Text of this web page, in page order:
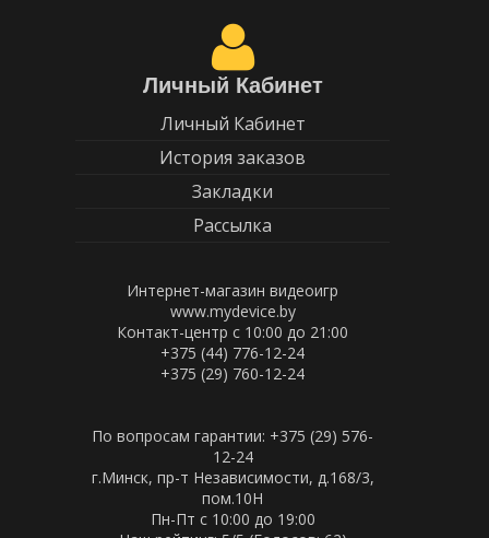
Личный Кабинет
Личный Кабинет
История заказов
Закладки
Рассылка
Интернет-магазин видеоигр
www.mydevice.by
Контакт-центр с 10:00 до 21:00
+375 (44) 776-12-24
+375 (29) 760-12-24
По вопросам гарантии: +375 (29) 576-
12-24
г.Минск, пр-т Независимости, д.168/3,
пом.10Н
Пн-Пт c 10:00 до 19:00